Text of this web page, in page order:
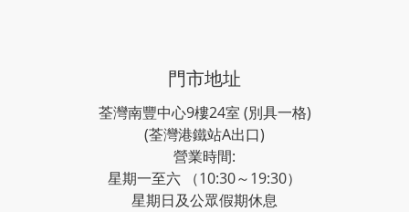
門市地址
荃灣南豐中心9樓24室 (別具一格)
(荃灣港鐵站A出口)
營業時間:
星期一至六 （10:30～19:30）
星期日及公眾假期休息